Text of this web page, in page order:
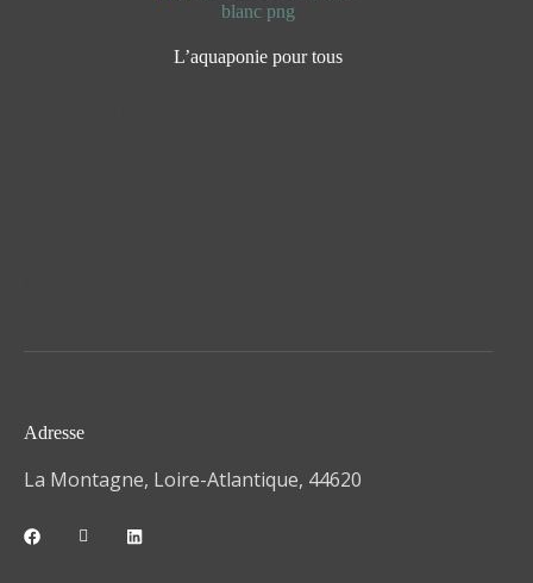
L’aquaponie pour tous
Adresse
La Montagne, Loire-Atlantique, 44620